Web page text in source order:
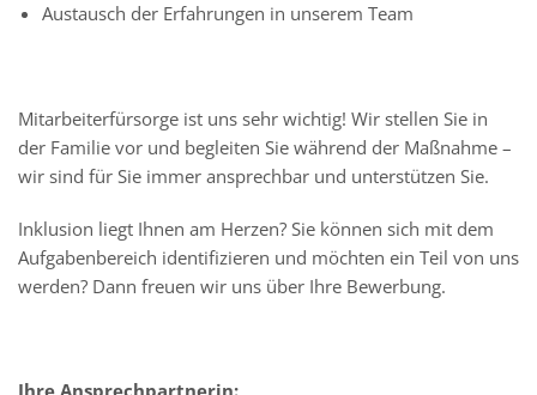
Austausch der Erfahrungen in unserem Team
Mitarbeiterfürsorge ist uns sehr wichtig! Wir stellen Sie in
der Familie vor und begleiten Sie während der Maßnahme –
wir sind für Sie immer ansprechbar und unterstützen Sie.
Inklusion liegt Ihnen am Herzen? Sie können sich mit dem
Aufgabenbereich identifizieren und möchten ein Teil von uns
werden? Dann freuen wir uns über Ihre Bewerbung.